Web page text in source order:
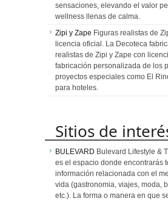
sensaciones, elevando el valor
wellness llenas de calma.
Zipi y Zape Figuras realistas de
licencia oficial. La Decoteca
realistas de Zipi y Zape con
fabricación personalizada de los
proyectos especiales como El
para hoteles.
Sitios de
BULEVARD Bulevard Lifestyle &
es el espacio donde encontrarás
información relacionada con el
vida (gastronomia, viajes, moda,
etc.). La forma o manera en que